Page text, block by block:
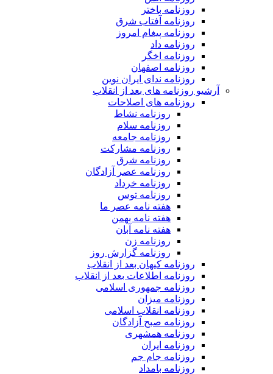
روزنامه باختر
روزنامه آفتاب شرق
روزنامه پیغام امروز
روزنامه داد
روزنامه اخگر
روزنامه اصفهان
روزنامه ندای ایران نوین
آرشیو روزنامه های بعد از انقلاب
روزنامه های اصلاحات
روزنامه نشاط
روزنامه سلام
روزنامه جامعه
روزنامه مشارکت
روزنامه شرق
روزنامه عصر آزادگان
روزنامه خرداد
روزنامه توس
هفته نامه عصر ما
هفته نامه بهمن
هفته نامه آبان
روزنامه زن
روزنامه گزارش روز
روزنامه کیهان بعد از انقلاب
روزنامه اطلاعات بعد از انقلاب
روزنامه جمهوری اسلامی
روزنامه میزان
روزنامه انقلاب اسلامی
روزنامه صبح آزادگان
روزنامه همشهری
روزنامه ایران
روزنامه جام جم
روزنامه بامداد